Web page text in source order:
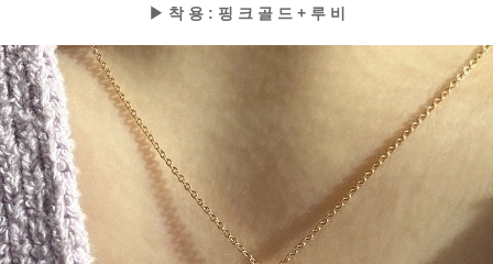
▶ 착 용 : 핑 크 골 드 + 루 비